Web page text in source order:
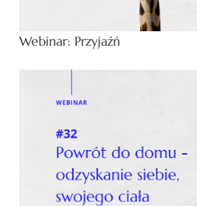
Webinar: Przyjaźń